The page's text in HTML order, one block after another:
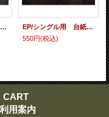
EP/シングル用 コート紙丸穴ジャケ 白 10 copies set / １０枚セット
EP/シングル用 台紙 10枚セット
550円(税込)
CART
用案内